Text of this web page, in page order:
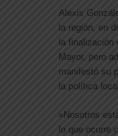
Alexis
la región, en
la
Mayor, pero
manifestó su
la política
«Nosotros
lo que ocurre